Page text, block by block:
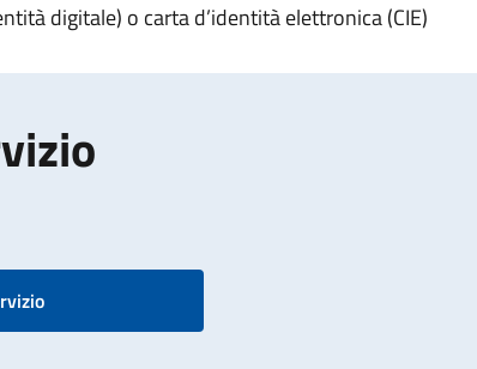
digitale) o carta d’identità elettronica (CIE)